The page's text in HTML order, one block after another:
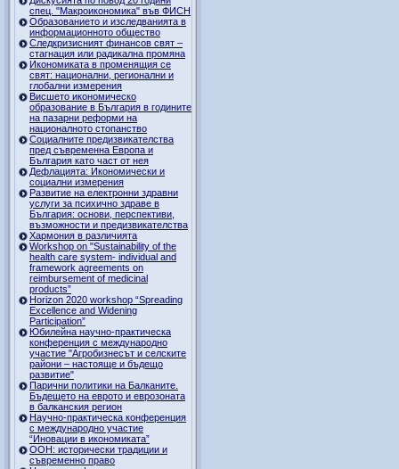
спец. "Макроикономика" във ФИСН
Образованието и изследванията в
информационното общество
Следкризисният финансов свят –
стагнация или радикална промяна
Икономиката в променящия се
свят: национални, регионални и
глобални измерения
Висшето икономическо
образование в България в годините
на пазарни реформи на
националното стопанство
Социалните предизвикателства
пред съвременна Европа и
България като част от нея
Дефлацията: Икономически и
социални измерения
Развитие на електронни здравни
услуги за психично здраве в
България: основи, перспективи,
възможности и предизвикателства
Хармония в различията
Workshop on "Sustainability of the
health care system- individual and
framework agreements on
reimbursement of medicinal
products”
Horizon 2020 workshop “Spreading
Excellence and Widening
Participation”
Юбилейна научно-практическа
конференция с международно
участие "Агробизнесът и селските
райони – настояще и бъдещо
развитие"
Парични политики на Балканите.
Бъдещето на еврото и еврозоната
в балканския регион
Научно-практическа конференция
с международно участие
“Иновации в икономиката”
ООН: исторически традиции и
съвременно право